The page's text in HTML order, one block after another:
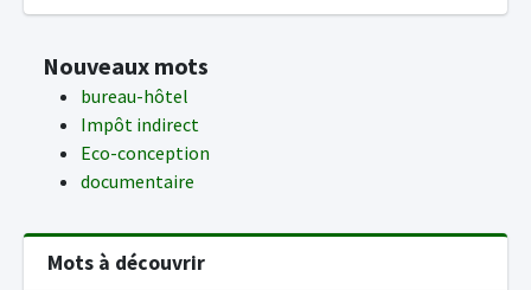
Nouveaux mots
bureau-hôtel
Impôt indirect
Eco-conception
documentaire
Mots à découvrir